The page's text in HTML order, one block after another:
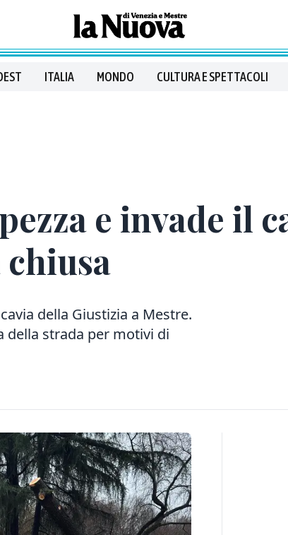
ITALIA MONDO CULTURA E SPETTACOLI
e invade il
della Giustizia a Mestre.
della strada per motivi di